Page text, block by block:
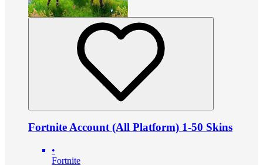
Fortnite Account (All Platform) 1-50 Skins
•
Fortnite